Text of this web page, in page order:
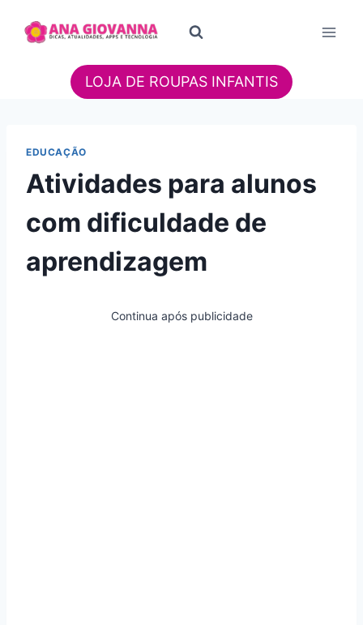
para
LOJA DE ROUPAS INFANTIS
EDUCAÇÃO
Atividades para alunos
com dificuldade de
aprendizagem
Continua após publicidade